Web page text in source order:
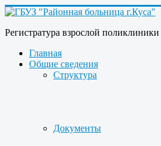
Регистратура взрослой поликлиники
Главная
Общие сведения
Структура
Документы